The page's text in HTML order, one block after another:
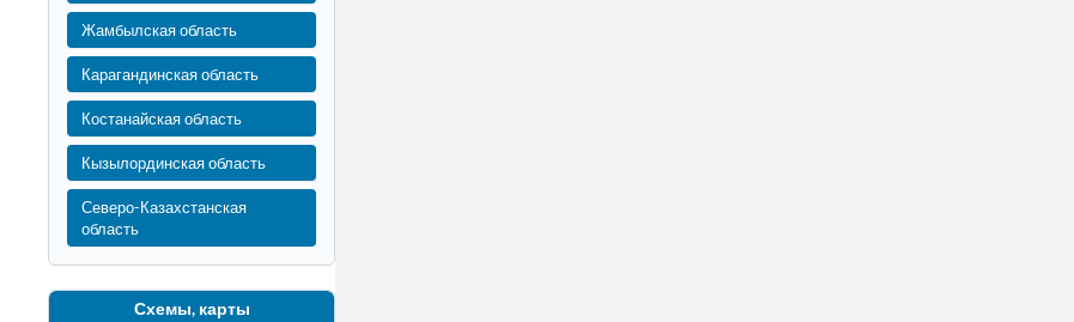
Жамбылская область
Карагандинская область
Костанайская область
Кызылординская область
Северо-Казахстанская
область
Схемы, карты